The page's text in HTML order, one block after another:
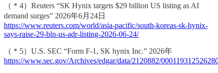
（＊4）Reuters “SK Hynix targets $29 billion US listing as AI
demand surges” 2026年6月24日
https://www.reuters.com/world/asia-pacific/south-koreas-sk-hynix-
says-raise-29-bln-us-adr-listing-2026-06-24/
（＊5）U.S. SEC “Form F-1, SK hynix Inc.” 2026年
https://www.sec.gov/Archives/edgar/data/2120882/